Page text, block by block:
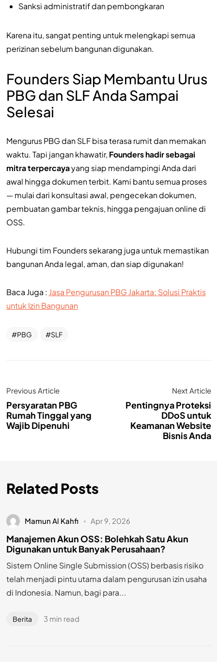
Sanksi administratif dan pembongkaran
Karena itu, sangat penting untuk melengkapi semua
perizinan sebelum bangunan digunakan.
Founders Siap Membantu Urus
PBG dan SLF Anda Sampai
Selesai
Mengurus PBG dan SLF bisa terasa rumit dan memakan
waktu. Tapi jangan khawatir, Founders hadir sebagai
mitra terpercayayang siap mendampingi Anda dari
awal hingga dokumen terbit. Kami bantu semua proses
— mulai dari konsultasi awal, pengecekan dokumen,
pembuatan gambar teknis, hingga pengajuan online di
OSS.
Hubungi tim Founders sekarang juga untuk memastikan
bangunan Anda legal, aman, dan siap digunakan!
Baca Juga : Jasa Pengurusan PBG Jakarta: Solusi Praktis
untuk Izin Bangunan
PBG SLF
Previous Article
Persyaratan PBG
Rumah Tinggal yang
Wajib Dipenuhi
Next Article
Pentingnya Proteksi
DDoS untuk
Keamanan Website
Bisnis Anda
Related Posts
Mamun Al Kahfi Apr 9, 2026
Manajemen Akun OSS: Bolehkah Satu Akun
Digunakan untuk Banyak Perusahaan?
Sistem Online Single Submission (OSS) berbasis risiko
telah menjadi pintu utama dalam pengurusan izin usaha
di Indonesia. Namun, bagi para...
Berita 3 min read